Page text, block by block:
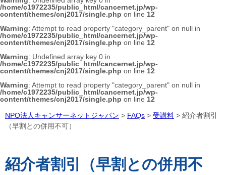
/home/c1972235/public_html/cancernet.jp/wp-
content/themes/cnj2017/single.php on line 12
Warning: Attempt to read property "category_parent" on null in
/home/c1972235/public_html/cancernet.jp/wp-
content/themes/cnj2017/single.php on line 12
Warning: Undefined array key 0 in
/home/c1972235/public_html/cancernet.jp/wp-
content/themes/cnj2017/single.php on line 12
Warning: Attempt to read property "category_parent" on null in
/home/c1972235/public_html/cancernet.jp/wp-
content/themes/cnj2017/single.php on line 12
NPO法人キャンサーネットジャパン > FAQs > 受講料 > 紹介者割引
（早割との併用不可）
紹介者割引（早割との併用不